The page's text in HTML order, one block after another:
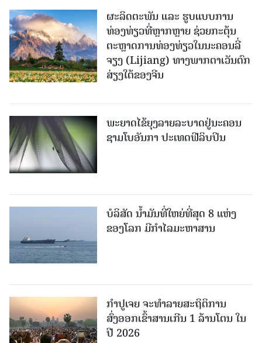
ຜະລິດຕະພັນ ແລະ ຮູບແບບການ
ທ່ອງທ່ຽວທີ່ຫຼາກຫຼາຍ ຊ່ວຍກະຕຸ້ນ
ຕະຫຼາດການທ່ອງທ່ຽວໃນນະຄອນລີ່
ຈຽງ (Lijiang) ທາງພາກຕາເວັນຕົກ
ສ່ຽງໃຕ້ຂອງຈີນ
ພະຍາດໄຂ້ຍຸງລາຍລະບາດຢູ່ນະຄອນ
ຊາມໂບ​ອັນກາ ປະເທດຟີລິບປິນ
ບໍລິສັດ ນ້ຳມັນທີ່ໃຫຍ່ທີ່ສຸດ 8 ແຫ່ງ
ຂອງໂລກ ມີກຳໄລມະຫາສານ
ກຳປູເຈຍ ຈະທຳລາຍສະຖິຕິການ
ສົ່ງອອກເຂົ້າສານເກີນ 1 ລ້ານໂຕນ ໃນ
ປີ 2026